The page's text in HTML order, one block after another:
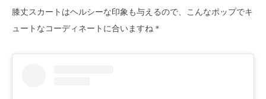
膝丈スカートはヘルシーな印象も与えるので、こんなポップでキ
ュートなコーディネートに合いますね＊